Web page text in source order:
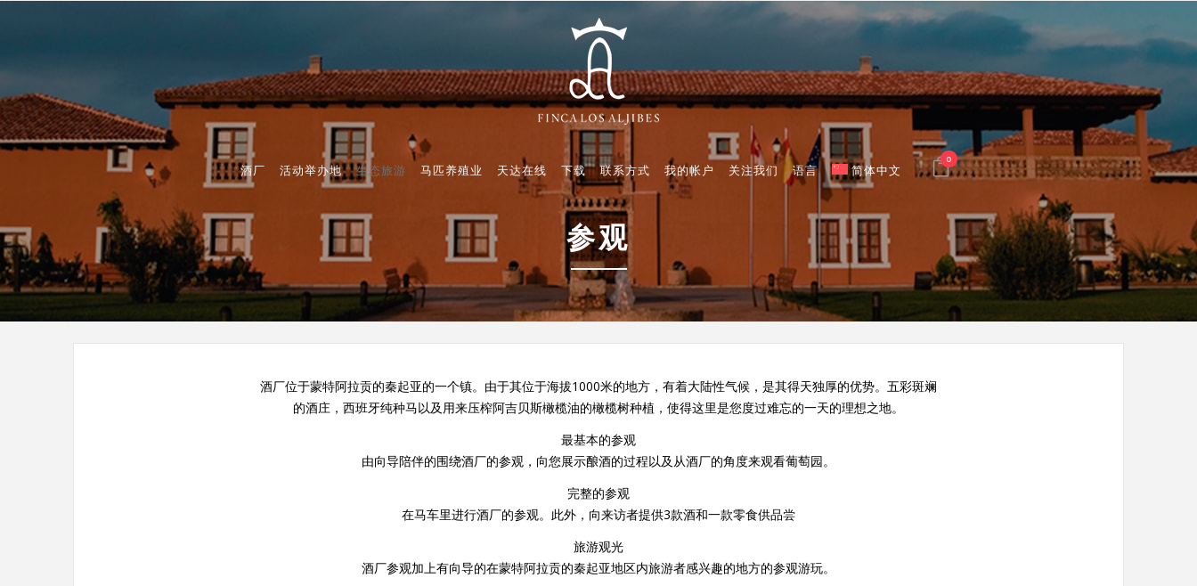
酒厂 活动举办地 生态旅游 马匹养殖业 天达在线 下载 联系方式 我的帐户 关注我们 语言 简体中文
0
参观
酒厂位于蒙特阿拉贡的秦起亚的一个镇。由于其位于海拔1000米的地方，有着大陆性气候，是其得天独厚的优势。五彩斑斓
的酒庄，西班牙纯种马以及用来压榨阿吉贝斯橄榄油的橄榄树种植，使得这里是您度过难忘的一天的理想之地。
最基本的参观
由向导陪伴的围绕酒厂的参观，向您展示酿酒的过程以及从酒厂的角度来观看葡萄园。
完整的参观
在马车里进行酒厂的参观。此外，向来访者提供3款酒和一款零食供品尝
旅游观光
酒厂参观加上有向导的在蒙特阿拉贡的秦起亚地区内旅游者感兴趣的地方的参观游玩。